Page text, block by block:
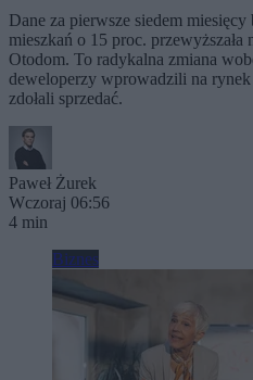
Dane za pierwsze siedem miesięcy
mieszkań o 15 proc.
Otodom. To radykalna zmiana
deweloperzy wprowadzili na
zdołali sprzedać.
Paweł Żurek
Wczoraj 06:56
4 min
Biznes